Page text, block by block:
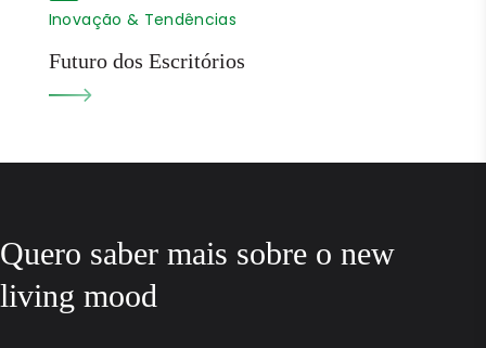
Inovação & Tendências
Futuro dos Escritórios
Quero saber mais sobre o new
living mood